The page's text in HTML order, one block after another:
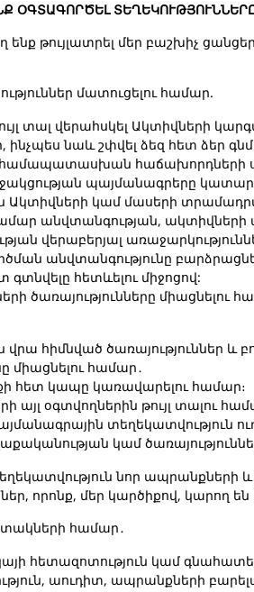
ՕԳՏԱԳՈՐԾԵԼ
ենք թույլատրել մեր բաշխիչ
մատուցելու համար.
տալ վերահսկել Ակտիվների
ինչպես նաև շփվել ձեզ հետ ձեր
համապատասխան հաճախորդների
պայմանագրերը
Ակտիվների կամ մասերի
անվտանգության,
վերաբերյալ
անվտանգությունը
հետևելու միջոցով:
ծառայությունները միացնելու
վրա հիմնված ծառայություններ և
միացնելու համար․
հետ կապը կառավարելու համար։
այլ օգտվողներին թույլ տալու
տեղեկատվություն
կամ
նոր ապրանքների և
որոնք, մեր կարծիքով, կարող
համար․
հետազոտություն կամ
աուդիտ, ապրանքների